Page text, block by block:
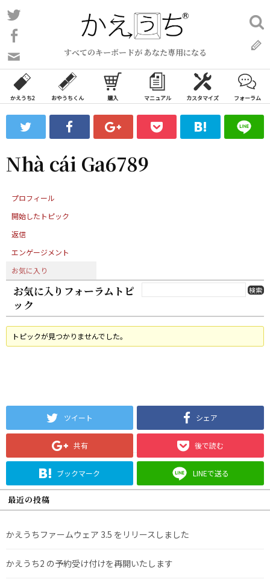
コ
ン
ン
ツ
ス
ッ
プ
すべてのキーボードが あなた専用になる
い
合
わ
フ
ォ
ム
検
索:
かえうち2 おやうちくん 購入 マニュアル カスタマイズ フォーラム
Nhà cái Ga6789
プロフィール
開始したトピック
返信
エンゲージメント
お気に入り
お気に入りフォーラムトピ
ック
トピックが見つかりませんでした。
ツイート シェア
共有 後で読む
ブックマーク LINEで送る
最近の投稿
かえうちファームウェア 3.5 をリリースしました
かえうち2 の予約受け付けを再開いたします